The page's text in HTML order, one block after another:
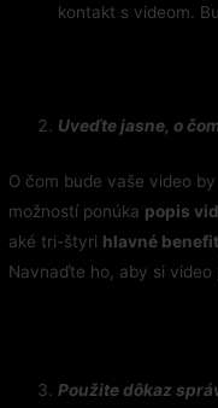
kontakt s videom.
Uveďte jasne, o
O čom bude vaše video
možností ponúka popis
aké tri-štyri hlavné
Navnaďte ho, aby si
Použite dôkaz